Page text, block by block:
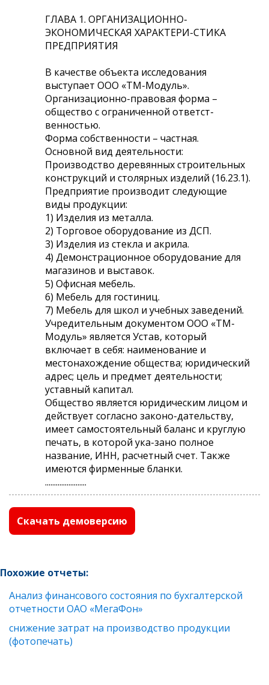
ГЛАВА 1. ОРГАНИЗАЦИОННО-
ЭКОНОМИЧЕСКАЯ ХАРАКТЕРИ-СТИКА
ПРЕДПРИЯТИЯ
В качестве объекта исследования
выступает ООО «ТМ-Модуль».
Организационно-правовая форма –
общество с ограниченной ответст-
венностью.
Форма собственности – частная.
Основной вид деятельности:
Производство деревянных строительных
конструкций и столярных изделий (16.23.1).
Предприятие производит следующие
виды продукции:
1) Изделия из металла.
2) Торговое оборудование из ДСП.
3) Изделия из стекла и акрила.
4) Демонстрационное оборудование для
магазинов и выставок.
5) Офисная мебель.
6) Мебель для гостиниц.
7) Мебель для школ и учебных заведений.
Учредительным документом ООО «ТМ-
Модуль» является Устав, который
включает в себя: наименование и
местонахождение общества; юридический
адрес; цель и предмет деятельности;
уставный капитал.
Общество является юридическим лицом и
действует согласно законо-дательству,
имеет самостоятельный баланс и круглую
печать, в которой ука-зано полное
название, ИНН, расчетный счет. Также
имеются фирменные бланки.
.......................
Скачать демоверсию
Похожие отчеты:
Анализ финансового состояния по бухгалтерской
отчетности ОАО «МегаФон»
снижение затрат на производство продукции
(фотопечать)